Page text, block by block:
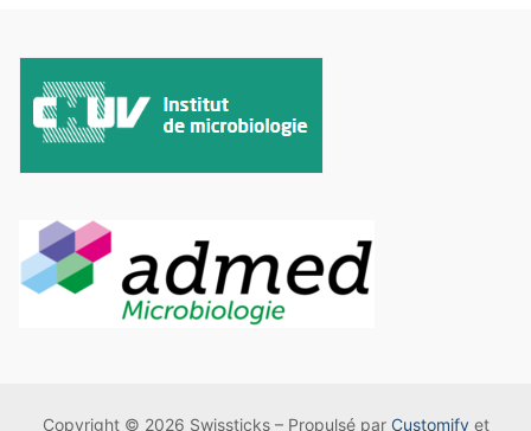
Copyright © 2026 Swissticks – Propulsé par Customifyet